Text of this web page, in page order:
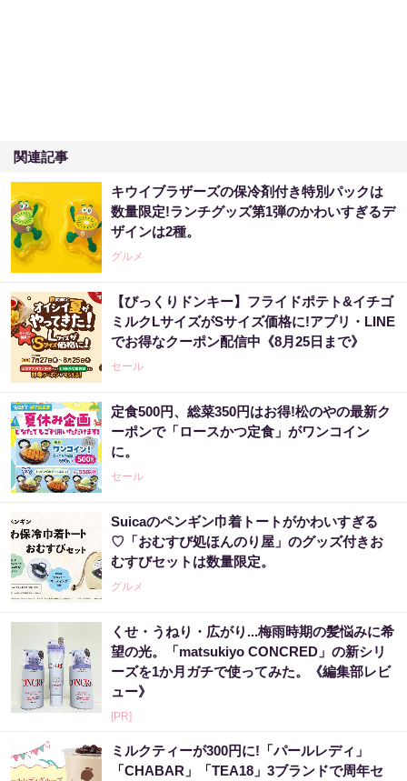
関連記事
キウイブラザーズの保冷剤付き特別パックは
数量限定!ランチグッズ第1弾のかわいすぎるデ
ザインは2種。
グルメ
【びっくりドンキー】フライドポテト&イチゴ
ミルクLサイズがSサイズ価格に!アプリ・LINE
でお得なクーポン配信中《8月25日まで》
セール
定食500円、総菜350円はお得!松のやの最新ク
ーポンで「ロースかつ定食」がワンコイン
に。
セール
Suicaのペンギン巾着トートがかわいすぎる
♡「おむすび処ほんのり屋」のグッズ付きお
むすびセットは数量限定。
グルメ
くせ・うねり・広がり...梅雨時期の髪悩みに希
望の光。「matsukiyo CONCRED」の新シリ
ーズを1か月ガチで使ってみた。《編集部レビ
ュー》
[PR]
ミルクティーが300円に!「パールレディ」
「CHABAR」「TEA18」3ブランドで周年セ